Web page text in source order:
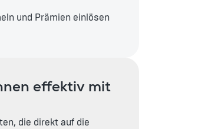
und Prämien einlösen
effektiv mit
die direkt auf die